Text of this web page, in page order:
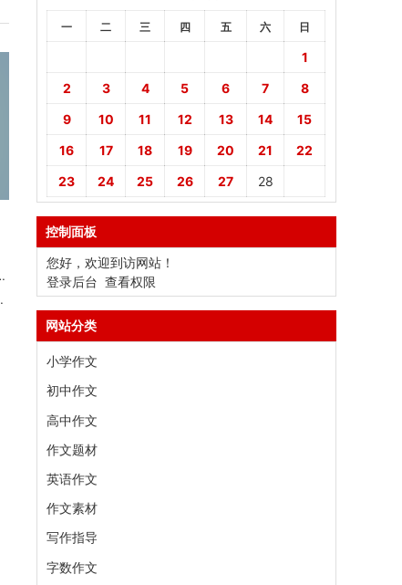
一 二 三 四 五 六 日
1
2
3 4 5 6 7
8
9
10 11 12 13 14
15
16
17 18 19 20 21
22
23
24 25 26 27 28
控制面板
您好，欢迎到访网站！
登录后台 查看权限
网站分类
小学作文
初中作文
高中作文
作文题材
英语作文
作文素材
写作指导
字数作文